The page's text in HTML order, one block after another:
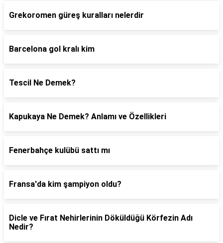
Grekoromen güreş kuralları nelerdir
Barcelona gol kralı kim
Tescil Ne Demek?
Kapukaya Ne Demek? Anlamı ve Özellikleri
Fenerbahçe kulübü sattı mı
Fransa'da kim şampiyon oldu?
Dicle ve Fırat Nehirlerinin Döküldüğü Körfezin Adı
Nedir?